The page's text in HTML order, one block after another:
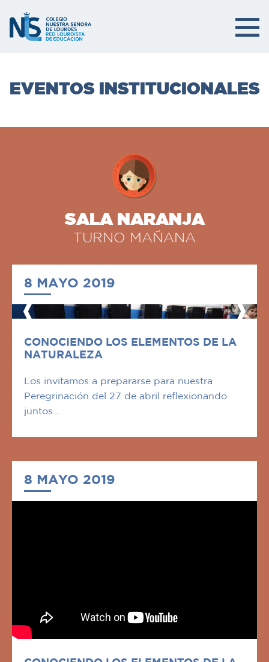
EVENTOS INSTITUCIONALES
SALA NARANJA
TURNO MAÑANA
8 MAYO 2019
CONOCIENDO LOS ELEMENTOS DE LA
NATURALEZA
Los invitamos a prepararse para nuestra
Peregrinación del 27 de abril reflexionando
juntos .
8 MAYO 2019